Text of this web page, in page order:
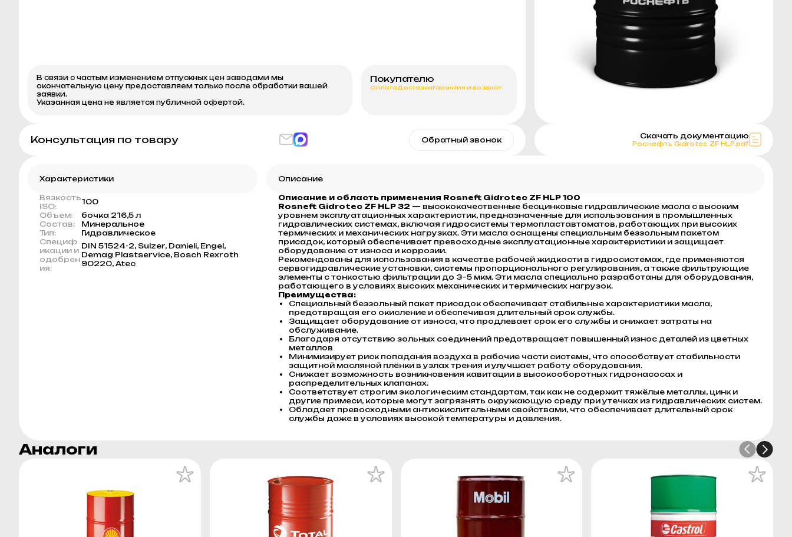
В связи с частым изменением отпускных цен заводами мы
окончательную цену предоставляем только после обработки вашей
заявки.
Указанная цена не является публичной офертой.
Покупателю
Оплата ДоставкаГарантия и возврат
Консультация по товару Обратный звонок Скачать документацию
Роснефть Gidrotec ZF HLP.pdf
Характеристики
Вязкость
ISO:
100
Объем:
бочка 216,5 л
Состав:
Минеральное
Тип:
Гидравлическое
Специф
икации и
одобрен
ия:
DIN 51524-2, Sulzer, Danieli, Engel,
Demag Plastservice, Bosch Rexroth
90220, Atec
Описание
Описание и область применения Rosneft Gidrotec ZF HLP 100
Rosneft Gidrotec ZF HLP 32 — высококачественные бесцинковые гидравлические масла с высоким
уровнем эксплуатационных характеристик, предназначенные для использования в промышленных
гидравлических системах, включая гидросистемы термопластавтоматов, работающих при высоких
термических и механических нагрузках. Эти масла оснащены специальным беззольным пакетом
присадок, который обеспечивает превосходные эксплуатационные характеристики и защищает
оборудование от износа и коррозии.
Рекомендованы для использования в качестве рабочей жидкости в гидросистемах, где применяются
сервогидравлические установки, системы пропорционального регулирования, а также фильтрующие
элементы с тонкостью фильтрации до 3–5 мкм. Эти масла специально разработаны для оборудования,
работающего в условиях высоких механических и термических нагрузок.
Преимущества:
Специальный беззольный пакет присадок обеспечивает стабильные характеристики масла,
предотвращая его окисление и обеспечивая длительный срок службы.
Защищает оборудование от износа, что продлевает срок его службы и снижает затраты на
обслуживание.
Благодаря отсутствию зольных соединений предотвращает повышенный износ деталей из цветных
металлов
Минимизирует риск попадания воздуха в рабочие части системы, что способствует стабильности
защитной масляной плёнки в узлах трения и улучшает работу оборудования.
Снижает возможность возникновения кавитации в высокооборотных гидронасосах и
распределительных клапанах.
Соответствует строгим экологическим стандартам, так как не содержит тяжёлые металлы, цинк и
другие примеси, которые могут загрязнять окружающую среду при утечках из гидравлических систем.
Обладает превосходными антиокислительными свойствами, что обеспечивает длительный срок
службы даже в условиях высокой температуры и давления.
Аналоги